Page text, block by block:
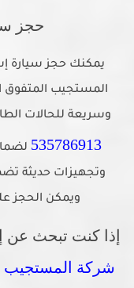
حجز
يمكنك حجز سيارة
المستجيب المتفوق
وسريعة للحالات
535786913
وتجهيزات حديثة
ويمكن الحجز
إذا كنت تبحث
شركة المستجيب